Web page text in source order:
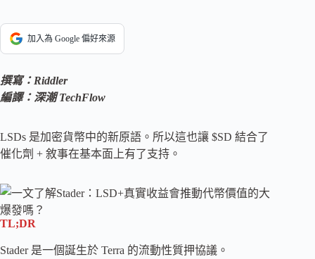
加入為 Google 偏好來源
撰寫：Riddler
編譯：深潮 TechFlow
LSDs 是加密貨幣中的新原語。所以這也讓 $SD 結合了
催化劑 + 敘事在基本面上有了支持。
TL;DR
Stader 是一個誕生於 Terra 的流動性質押協議。